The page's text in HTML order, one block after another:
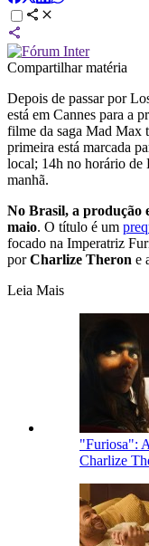
Compartilhar matéria
Depois de passar por
está em Cannes para a
filme da saga Mad Max
primeira está marcada
local; 14h no horário de
manhã.
No Brasil, a produção
maio. O título é um
focado na Imperatriz
porCharlize Theron e
Leia Mais
"Furiosa":
Charlize